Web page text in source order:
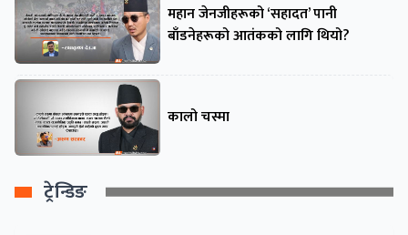
महान जेनजीहरूको ‘सहादत’ पानी
बाँडनेहरूको आतंकको लागि थियो?
कालो चस्मा
ट्रेन्डिङ